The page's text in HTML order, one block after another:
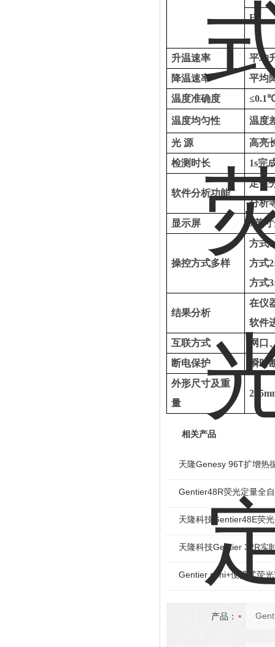
F2
升温速率
平均
降温速率
平均
温度准确度
温度均匀性 温度
光 源
高亮
检测时长
1s完
软件分析功能
定性
分析
显示屏
7英
操控方式多样
方式
方式
方式
结果分析
在仪
软件
互联方式
网口
断电保护
瞬时
外形尺寸及重
量
相关产品
天隆Genesy 96T扩增热
Gentier48R荧光定量全
天隆科技Gentier48E荧
天隆科技Gentier 32R实
Gentier mini+便携式荧
产品：